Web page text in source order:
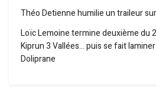
Théo Detienne humilie un traileur
Loïc Lemoine termine deuxième du
Kiprun 3 Vallées… puis se fait
Doliprane